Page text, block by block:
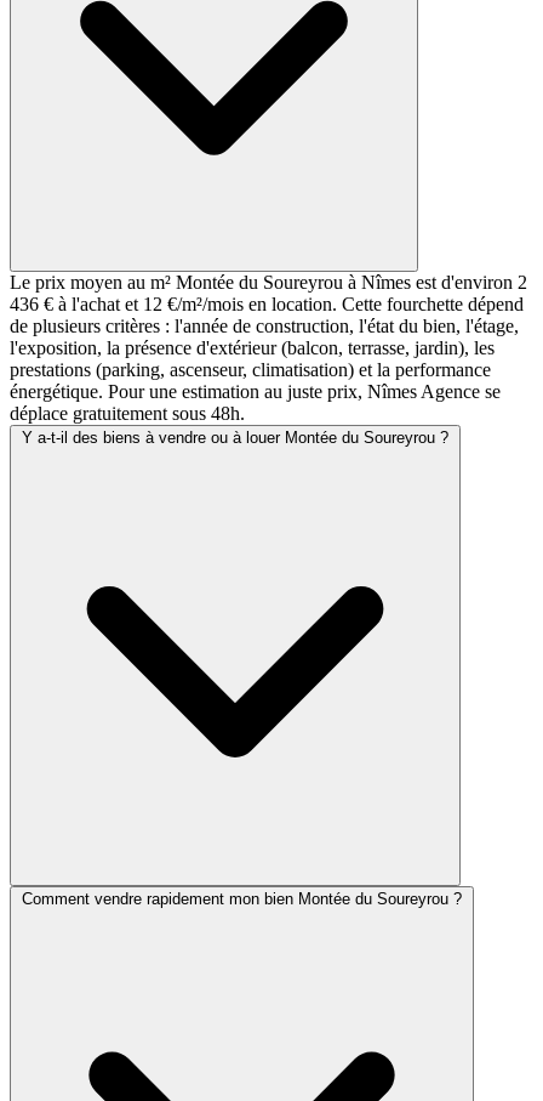
Le prix moyen au m² Montée du Soureyrou à Nîmes est d'environ 2
436 € à l'achat et 12 €/m²/mois en location. Cette fourchette dépend
de plusieurs critères : l'année de construction, l'état du bien, l'étage,
l'exposition, la présence d'extérieur (balcon, terrasse, jardin), les
prestations (parking, ascenseur, climatisation) et la performance
énergétique. Pour une estimation au juste prix, Nîmes Agence se
déplace gratuitement sous 48h.
Y a-t-il des biens à vendre ou à louer Montée du Soureyrou ?
Comment vendre rapidement mon bien Montée du Soureyrou ?